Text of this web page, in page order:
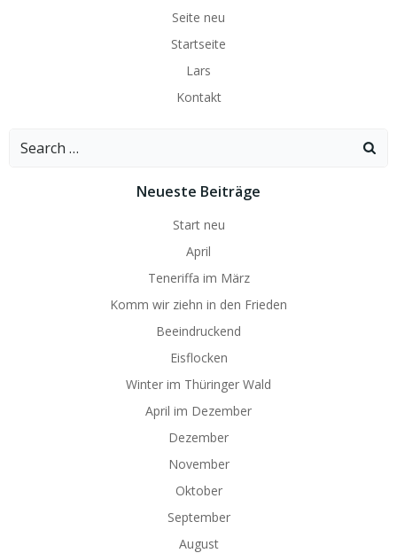
Seite neu
Startseite
Lars
Kontakt
Search
Neueste Beiträge
Start neu
April
Teneriffa im März
Komm wir ziehn in den Frieden
Beeindruckend
Eisflocken
Winter im Thüringer Wald
April im Dezember
Dezember
November
Oktober
September
August